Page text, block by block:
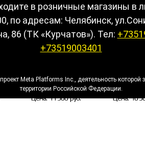
Лонгборд Eastcoast
PALMS
Цена:11 900 руб.
Лонгборд
PIPELINE
Цена:10
в розничные магазины в
по адресам: Челябинск,
86 (ТК «Курчатов»). Тел:
+73519003401
Meta Platforms Inc., деятельность которой
территории Российской Федерации.